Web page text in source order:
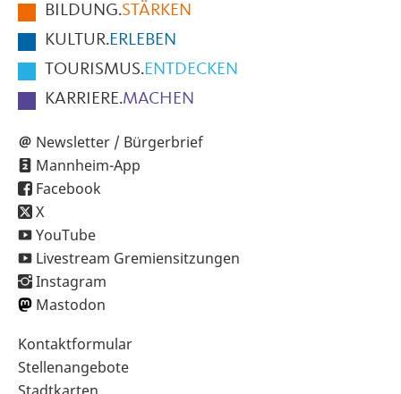
SeiteBILDUNG.STÄRKEN
KULTUR.ERLEBEN
TOURISMUS.ENTDECKEN
KARRIERE.MACHEN
Newsletter / Bürgerbrief
Mannheim-App
Facebook
X
YouTube
Livestream Gremiensitzungen
Instagram
Mastodon
Sekundärnavigation
im
Kontaktformular
Stellenangebote